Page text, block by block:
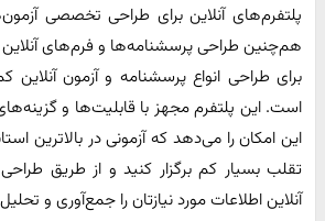
پلتفرم‌های آنلاین برای طراحی تخصصی
هم‌چنین طراحی پرسشنامه‌ها و فرم‌های آنلاین
برای طراحی انواع پرسشنامه و آزمون
است. این پلتفرم مجهز با قابلیت‌ها و
این امکان را می‌دهد که آزمونی در بالاترین
تقلب بسیار کم برگزار کنید و از طریق
آنلاین اطلاعات مورد نیازتان را جمع‌آوری ‌و